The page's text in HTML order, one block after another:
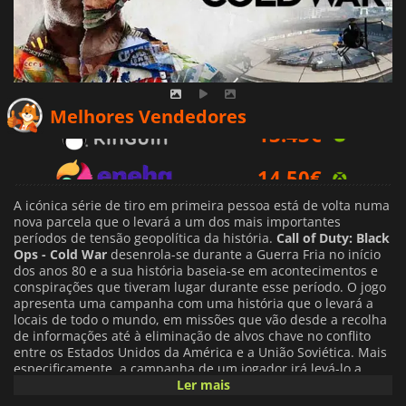
Melhores Vendedores
18.99€
A icónica série de tiro em primeira pessoa está de volta numa
nova parcela que o levará a um dos mais importantes
períodos de tensão geopolítica da história. Call of Duty: Black
Ops - Cold War desenrola-se durante a Guerra Fria no início
dos anos 80 e a sua história baseia-se em acontecimentos e
conspirações que tiveram lugar durante esse período. O jogo
apresenta uma campanha com uma história que o levará a
locais de todo o mundo, em missões que vão desde a recolha
de informações até à eliminação de alvos chave no conflito
entre os Estados Unidos da América e a União Soviética. Mais
especificamente, a campanha de um jogador irá levá-lo a
lutar em locais como Berlim Oriental, Vietname, Turquia e a
Ler mais